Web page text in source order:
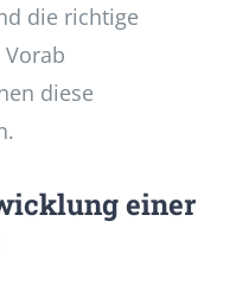
die richtige
diese
einer